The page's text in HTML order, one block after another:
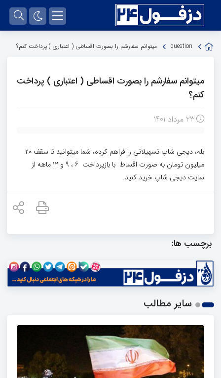
question میتوانم سفارشم را بصورت اقساطی ( اعتباری ) پرداخت کنم؟
میتوانم سفارشم را بصورت اقساطی ( اعتباری ) پرداخت
کنم؟
23 مرداد 1401
بله، دیجی شاپ تسهیلاتی را فراهم کرده، شما میتوانید تا سقف ۲۰
میلیون تومان به صورت اقساط با بازپرداخت ۶ ، ۹ و ۱۲ ماهه از
سایت دیجی شاپ خرید کنید.
برچسب ها:
سایر مطالب